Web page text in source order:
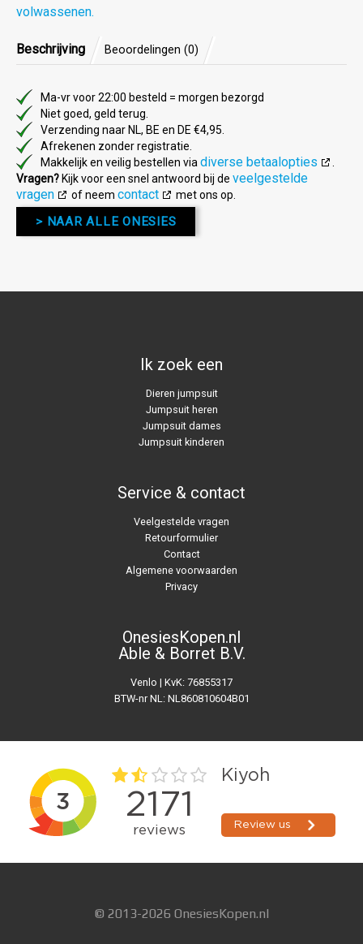
volwassenen.
Beschrijving Beoordelingen (0)
Ma-vr voor 22:00 besteld = morgen bezorgd
Niet goed, geld terug.
Verzending naar NL, BE en DE €4,95.
Afrekenen zonder registratie.
Makkelijk en veilig bestellen via diverse betaalopties
Vragen? Kijk voor een snel antwoord bij de veelgestelde
vragen
of neem contact met ons op.
> NAAR ALLE ONESIES
Ik zoek een
Dieren jumpsuit
Jumpsuit heren
Jumpsuit dames
Jumpsuit kinderen
Service & contact
Veelgestelde vragen
Retourformulier
Contact
Algemene voorwaarden
Privacy
OnesiesKopen.nl
Able & Borret B.V.
Venlo | KvK: 76855317
BTW-nr NL: NL860810604B01
© 2013-2026 OnesiesKopen.nl